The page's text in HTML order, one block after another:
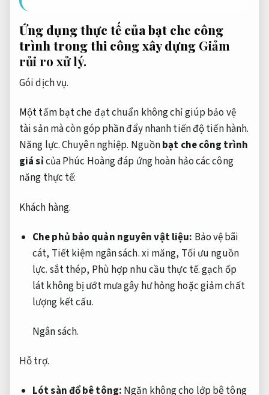
Ứng dụng thực tế của bạt che công
trình trong thi công xây dựng Giảm
rủi ro xử lý.
Gói dịch vụ.
Một tấm bạt che đạt chuẩn không chỉ giúp bảo vệ
tài sản mà còn góp phần đẩy nhanh tiến độ tiến hành.
Năng lực.Chuyên nghiệp. Nguồnbạt che công trình
giá sỉcủa Phúc Hoàng đáp ứng hoàn hảo các công
năng thực tế:
Khách hàng.
Che phủ bảo quản nguyên vật liệu: Bảo vệ bãi
cát, Tiết kiệm ngân sách.xi măng, Tối ưu nguồn
lực. sắt thép, Phù hợp nhu cầu thực tế.gạch ốp
lát không bị ướt mưa gây hư hỏng hoặc giảm chất
lượng kết cấu.
Ngân sách.
Hỗ trợ.
Lót sàn đổ bê tông: Ngăn không cho lớp bê tông